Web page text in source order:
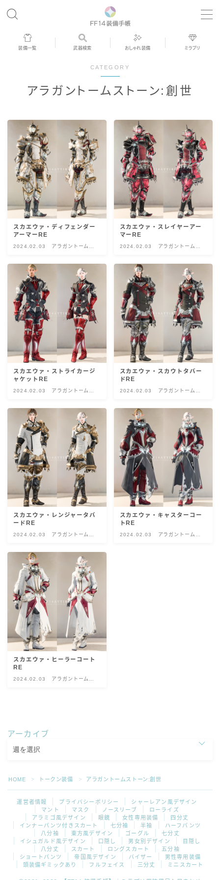
MENU
男女別デザイン
アネモス（染色可能紅蓮AF）
眼鏡
バイザー
ゴーグル
目隠し
マスク
フルフェイス
頭装備ギミックあり
ネイル
半袖
五分袖
七分袖
八分袖
東方風デザイン
イシュガルド風デザイン
アジムステップ風デザイン
マント
ローライズ
スカート
インナーパンツ付きスカート
ショートパンツ
四分丈
ハーフパンツ
装備一覧 武器検索 おしゃれ装備 ミラプリ
CATEGORY
アラガントームストーン:創世
スカエウァ・ディフェンダー
アーマーRE
2024.02.03
アラガントームス
スカエウァ・スレイヤーアー
マーRE
2024.02.03
アラガントームス
スカエウァ・ストライカージ
ャケットRE
2024.02.03
アラガントームス
スカエウァ・スカウトタバー
ドRE
2024.02.03
アラガントームス
スカエウァ・レンジャータバ
ードRE
2024.02.03
アラガントームス
スカエウァ・キャスターコー
トRE
2024.02.03
アラガントームス
スカエウァ・ヒーラーコート
RE
2024.02.03
アラガントームス
アーカイブ
HOME ＞ トークン装備 ＞ アラガントームストーン:創世
運営者情報 プライバシーポリシー
シャーレアン風デザイン
マント
マスク ノースリーブ
ローライズ
アラミゴ風デザイン
眼鏡 女性専用装備
四分丈
インナーパンツ付きスカート
七分袖 半袖
ハーフパンツ
八分袖
東方風デザイン ゴーグル
七分丈
イシュガルド風デザイン
口隠し 男女別デザイン
目隠し
八分丈
スカート ロングスカート
五分袖
ショートパンツ
帝国風デザイン バイザー
男性専用装備
頭装備ギミックあり
フルフェイス 三分丈 ミニスカート